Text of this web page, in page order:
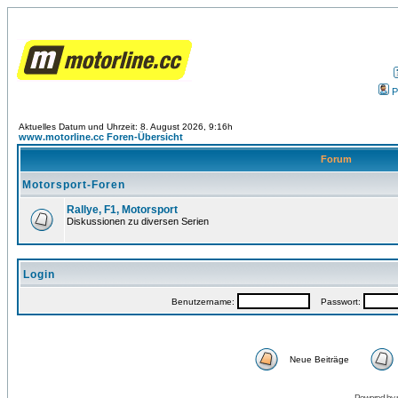
Aktuelles Datum und Uhrzeit: 8. August 2026, 9:16h
www.motorline.cc Foren-Übersicht
Forum
Motorsport-Foren
Rallye, F1, Motorsport
Diskussionen zu diversen Serien
Login
Benutzername: Passwort:
Neue Beiträge